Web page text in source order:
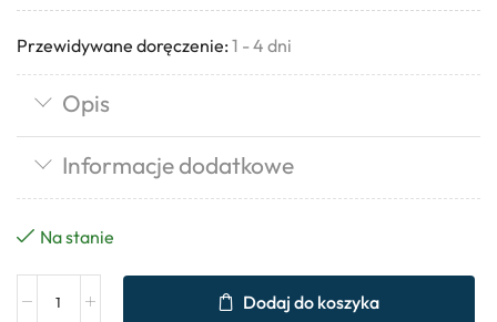
Przewidywane doręczenie: 1 - 4 dni
Opis
Informacje dodatkowe
Na stanie
Dodaj do koszyka